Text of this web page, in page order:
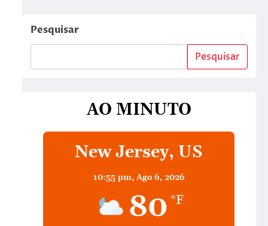
Pesquisar
Pesquisar
AO MINUTO
New Jersey, US
10:55 pm, Ago 6, 2026
80 °F